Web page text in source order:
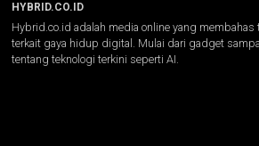
HYBRID.CO.ID
Hybrid.co.id adalah media online yang membahas
terkait gaya hidup digital. Mulai dari gadget
tentang teknologi terkini seperti AI.